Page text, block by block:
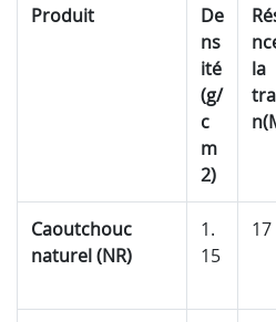
Produit
De
ns
ité
(g/
c
m
2)
la
n
Caoutchouc
naturel (NR)
1.
15
17